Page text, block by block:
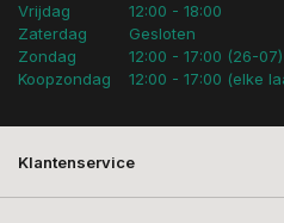
Vrijdag
Zaterdag
Zondag
Koopzondag
12:00 - 18:00
Gesloten
12:00 - 17:00 (26-07)
12:00 - 17:00 (elke
Klantenservice